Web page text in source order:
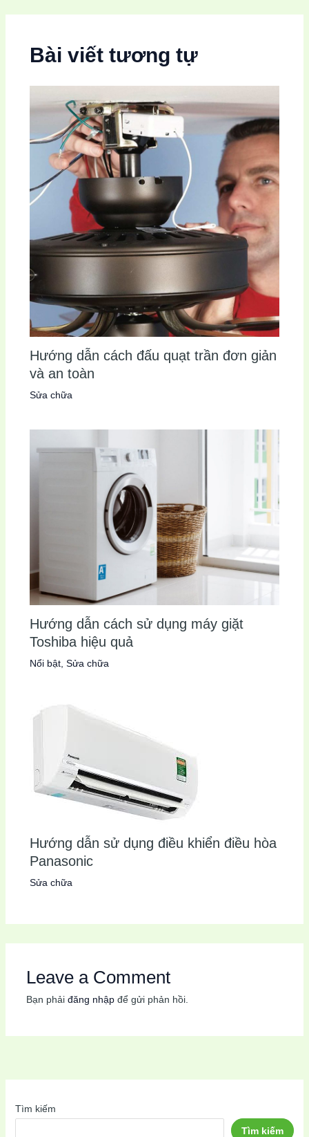
Bài viết tương tự
Hướng dẫn cách đấu quạt trần đơn giản
và an toàn
Sửa chữa
Hướng dẫn cách sử dụng máy giặt
Toshiba hiệu quả
Nổi bật, Sửa chữa
Hướng dẫn sử dụng điều khiển điều hòa
Panasonic
Sửa chữa
Leave a Comment
Bạn phải đăng nhậpđể gửi phản hồi.
Tìm kiếm
Tìm kiếm